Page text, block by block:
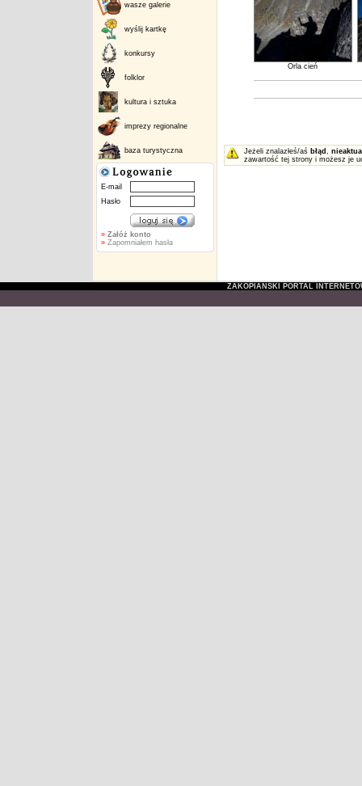
wasze galerie
wyślij kartkę
konkursy
folklor
kultura i sztuka
imprezy regionalne
baza turystyczna
E-mail
Hasło
» Załóż konto
»Zapomniałem hasła
Orla cień
Jeżeli znalazłeś/aś błąd ,
zawartość tej strony i możesz je
ZAKOPIAŃSKI PORTAL